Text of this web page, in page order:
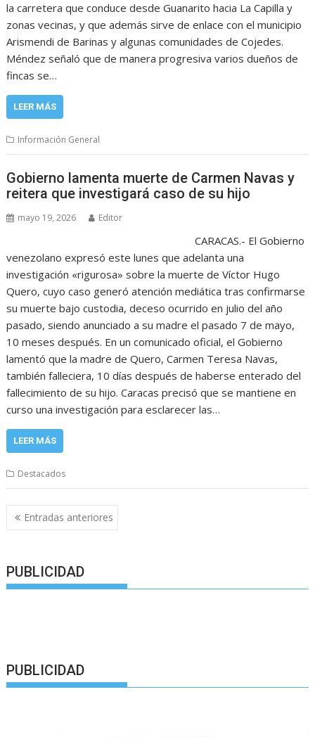
la carretera que conduce desde Guanarito hacia La Capilla y
zonas vecinas, y que además sirve de enlace con el municipio
Arismendi de Barinas y algunas comunidades de Cojedes.
Méndez señaló que de manera progresiva varios dueños de
fincas se…
LEER MÁS
Información General
Gobierno lamenta muerte de Carmen Navas y
reitera que investigará caso de su hijo
mayo 19, 2026 Editor
CARACAS.- El Gobierno
venezolano expresó este lunes que adelanta una
investigación «rigurosa» sobre la muerte de Víctor Hugo
Quero, cuyo caso generó atención mediática tras confirmarse
su muerte bajo custodia, deceso ocurrido en julio del año
pasado, siendo anunciado a su madre el pasado 7 de mayo,
10 meses después. En un comunicado oficial, el Gobierno
lamentó que la madre de Quero, Carmen Teresa Navas,
también falleciera, 10 días después de haberse enterado del
fallecimiento de su hijo. Caracas precisó que se mantiene en
curso una investigación para esclarecer las…
LEER MÁS
Destacados
Navegación
de
Entradas anteriores
PUBLICIDAD
PUBLICIDAD